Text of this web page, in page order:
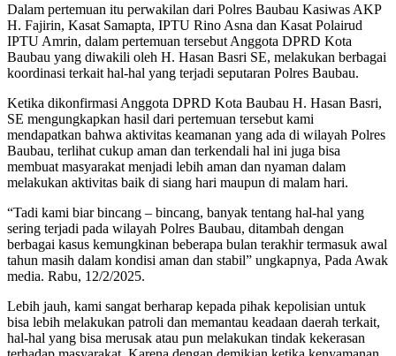
Dalam pertemuan itu perwakilan dari Polres Baubau Kasiwas AKP
H. Fajirin, Kasat Samapta, IPTU Rino Asna dan Kasat Polairud
IPTU Amrin, dalam pertemuan tersebut Anggota DPRD Kota
Baubau yang diwakili oleh H. Hasan Basri SE, melakukan berbagai
koordinasi terkait hal-hal yang terjadi seputaran Polres Baubau.
Ketika dikonfirmasi Anggota DPRD Kota Baubau H. Hasan Basri,
SE mengungkapkan hasil dari pertemuan tersebut kami
mendapatkan bahwa aktivitas keamanan yang ada di wilayah Polres
Baubau, terlihat cukup aman dan terkendali hal ini juga bisa
membuat masyarakat menjadi lebih aman dan nyaman dalam
melakukan aktivitas baik di siang hari maupun di malam hari.
“Tadi kami biar bincang – bincang, banyak tentang hal-hal yang
sering terjadi pada wilayah Polres Baubau, ditambah dengan
berbagai kasus kemungkinan beberapa bulan terakhir termasuk awal
tahun masih dalam kondisi aman dan stabil” ungkapnya, Pada Awak
media. Rabu, 12/2/2025.
Lebih jauh, kami sangat berharap kepada pihak kepolisian untuk
bisa lebih melakukan patroli dan memantau keadaan daerah terkait,
hal-hal yang bisa merusak atau pun melakukan tindak kekerasan